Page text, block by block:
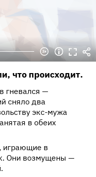
что происходит.
гневался —
сняло два
экс-мужа
в обеих
играющие в
Они возмущены —